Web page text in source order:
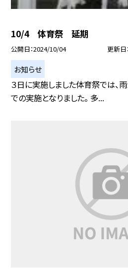
10/4 体育祭 延期
公開日 2024/10/04 更新日
お知らせ
３日に実施しました体育祭では、
での実施となりました。 多...